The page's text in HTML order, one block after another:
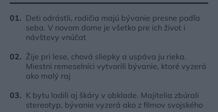
Deti odrástli, rodičia majú bývanie presne podľa
seba. V novom dome je všetko pre ich život i
návštevy vnúčat
Žije pri lese, chová sliepky a uspáva ju rieka.
Miestni remeselníci vytvorili bývanie, ktoré vyzerá
ako malý raj
K bytu ladili aj škáry v obklade. Majitelia zbúrali
stereotyp, bývanie vyzerá ako z filmov svojského